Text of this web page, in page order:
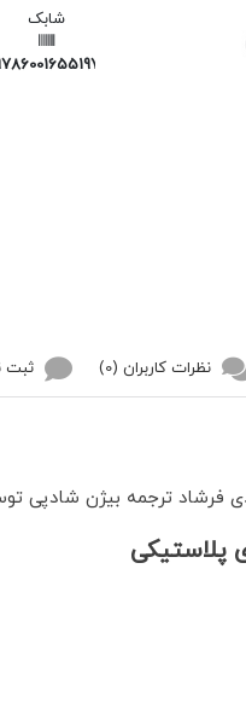
شابک
نظرات کاربران (0) ثبت
فرشاد ترجمه بیژن شادپی
پلاستیکی